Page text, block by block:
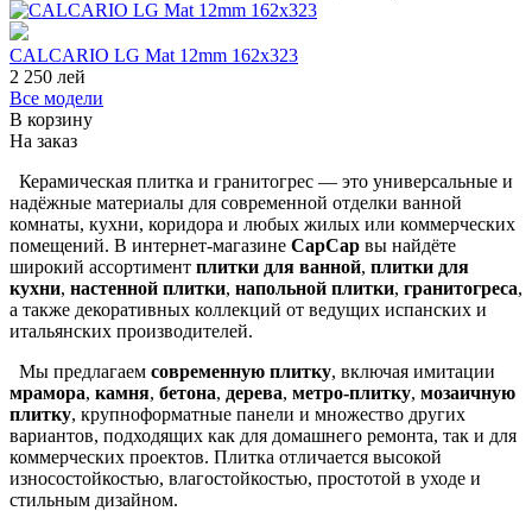
CALCARIO LG Mat 12mm 162x323
2 250 лей
Все модели
В корзину
На заказ
Керамическая плитка и гранитогрес — это универсальные и
надёжные материалы для современной отделки ванной
комнаты, кухни, коридора и любых жилых или коммерческих
помещений. В интернет-магазине CapCap вы найдёте
широкий ассортимент плитки для ванной, плитки для
кухни, настенной плитки, напольной плитки, гранитогреса,
а также декоративных коллекций от ведущих испанских и
итальянских производителей.
Мы предлагаем современную плитку, включая имитации
мрамора, камня, бетона, дерева, метро-плитку, мозаичную
плитку, крупноформатные панели и множество других
вариантов, подходящих как для домашнего ремонта, так и для
коммерческих проектов. Плитка отличается высокой
износостойкостью, влагостойкостью, простотой в уходе и
стильным дизайном.